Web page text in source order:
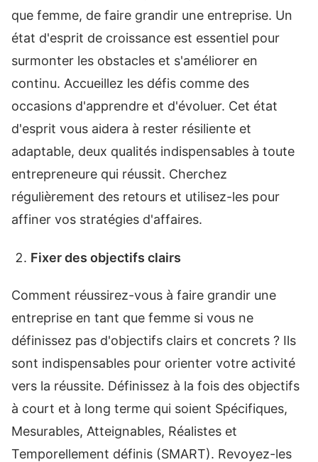
que femme, de faire grandir une entreprise. Un
état d'esprit de croissance est essentiel pour
surmonter les obstacles et s'améliorer en
continu. Accueillez les défis comme des
occasions d'apprendre et d'évoluer. Cet état
d'esprit vous aidera à rester résiliente et
adaptable, deux qualités indispensables à toute
entrepreneure qui réussit. Cherchez
régulièrement des retours et utilisez-les pour
affiner vos stratégies d'affaires.
Fixer des objectifs clairs
Comment réussirez-vous à faire grandir une
entreprise en tant que femme si vous ne
définissez pas d'objectifs clairs et concrets ? Ils
sont indispensables pour orienter votre activité
vers la réussite. Définissez à la fois des objectifs
à court et à long terme qui soient Spécifiques,
Mesurables, Atteignables, Réalistes et
Temporellement définis (SMART). Revoyez-les